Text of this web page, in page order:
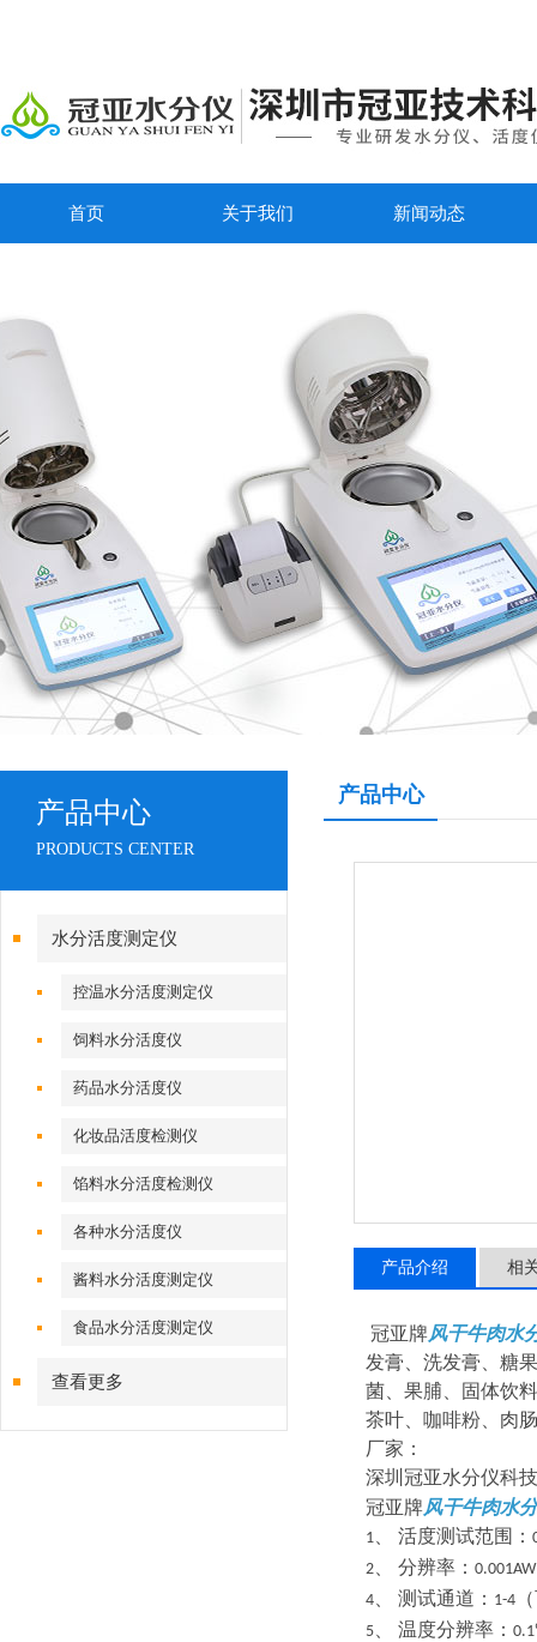
首页 关于我们 新闻动态
产品中心
PRODUCTS CENTER
水分活度测定仪
控温水分活度测定仪
饲料水分活度仪
药品水分活度仪
化妆品活度检测仪
馅料水分活度检测仪
各种水分活度仪
酱料水分活度测定仪
食品水分活度测定仪
查看更多
产品中心
产品介绍 相
冠亚牌风干牛肉水
发膏、洗发膏、糖
菌、果脯、固体饮
茶叶、咖啡粉、肉
厂家：
深圳冠亚水分仪科
冠亚牌风干牛肉水
1 活度测试范围：
2
分辨率： 0.001AW
4
测试通道： 1-4
5 温度分辨率：